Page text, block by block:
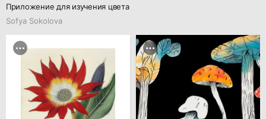
Приложение для изучения цвета
Sofya Sokolova